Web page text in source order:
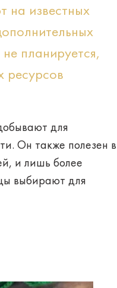
на известных
планируется,
ресурсов
для
Он также полезен в
и лишь более
выбирают для